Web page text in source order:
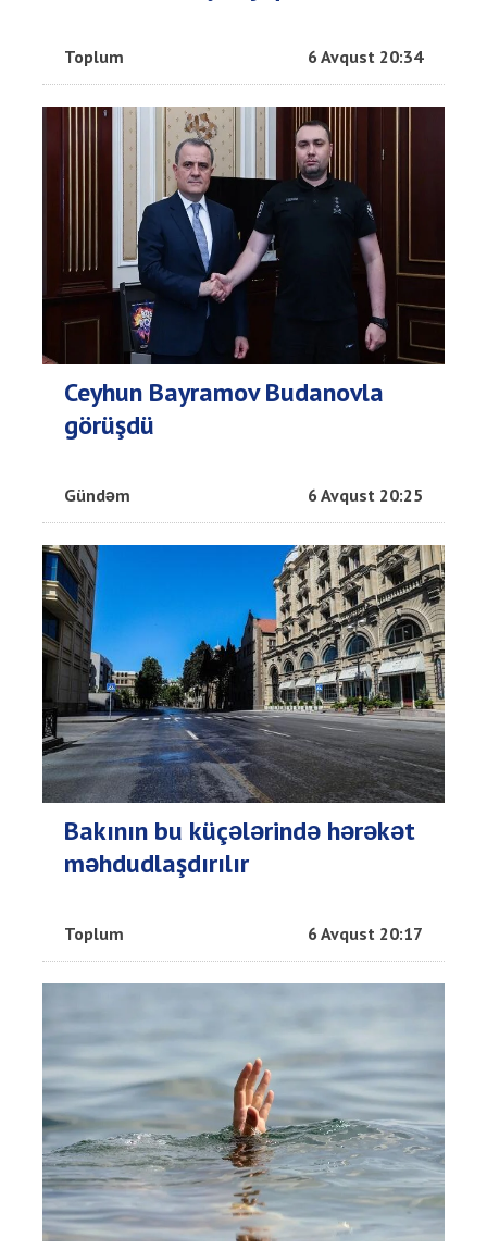
Toplum 6 Avqust 20:34
Ceyhun Bayramov Budanovla
görüşdü
Gündəm 6 Avqust 20:25
Bakının bu küçələrində hərəkət
məhdudlaşdırılır
Toplum 6 Avqust 20:17